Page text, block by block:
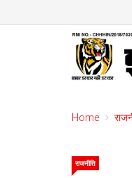
Home
राजनीति